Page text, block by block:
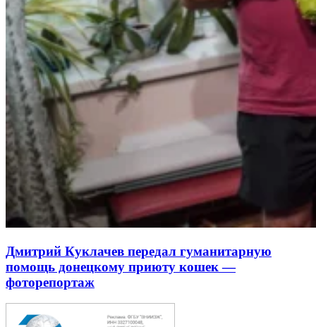
Дмитрий Куклачев передал гуманитарную
помощь донецкому приюту кошек —
фоторепортаж